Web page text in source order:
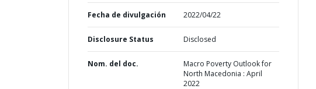
Fecha de divulgación 2022/04/22
Disclosure Status Disclosed
Nom. del doc.
Macro Poverty Outlook for
North Macedonia : April
2022